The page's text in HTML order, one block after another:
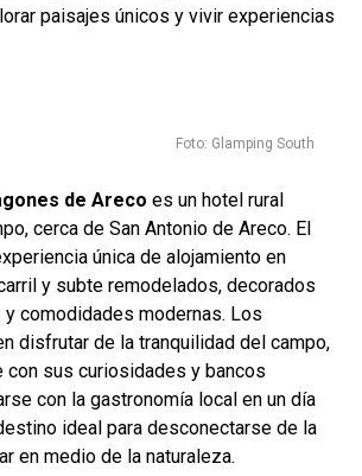
paisajes únicos y vivir experiencias
Foto: Glamping South
de Areco es un hotel rural
cerca de San Antonio de Areco. El
única de alojamiento en
y subte remodelados, decorados
comodidades modernas. Los
disfrutar de la tranquilidad del campo,
con sus curiosidades y bancos
con la gastronomía local en un día
ideal para desconectarse de la
en medio de la naturaleza.